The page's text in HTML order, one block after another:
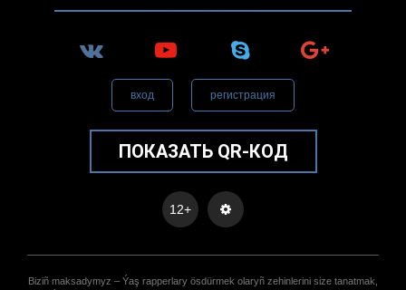
вход регистрация
ПОКАЗАТЬ QR-КОД
12+
Biziñ maksadymyz – Ýaş rapperlary ösdürmek olaryñ zehinlerini size tanatmak,